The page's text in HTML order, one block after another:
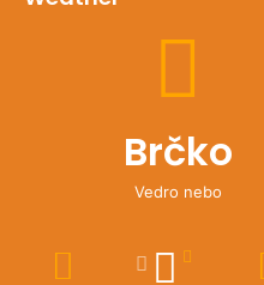
Brčko
Vedro nebo